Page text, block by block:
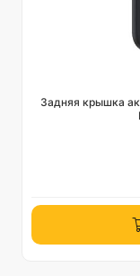
Задняя крышка